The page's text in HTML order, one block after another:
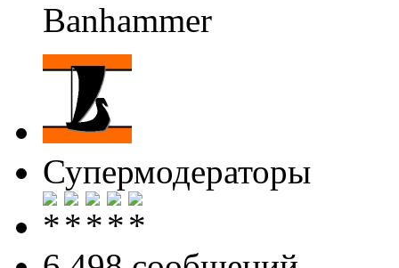
Banhammer
Супермодераторы